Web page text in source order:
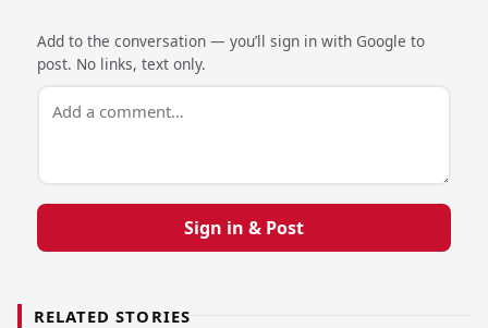
Add to the conversation — you’ll sign in with Google to
post. No links, text only.
Sign in & Post
RELATED STORIES